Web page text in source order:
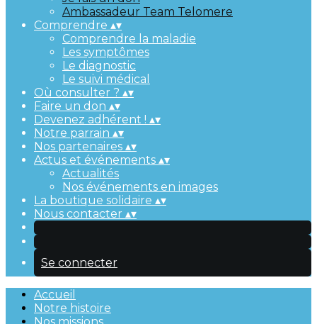
Ambassadeur Team Telomere
Comprendre ▴▾
Comprendre la maladie
Les symptômes
Le diagnostic
Le suivi médical
Où consulter ? ▴▾
Faire un don ▴▾
Devenez adhérent ! ▴▾
Notre parrain ▴▾
Nos partenaires ▴▾
Actus et événements ▴▾
Actualités
Nos événements en images
La boutique solidaire ▴▾
Nous contacter ▴▾
Se connecter
Accueil
Notre histoire